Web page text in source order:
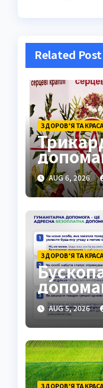
Related Post
ЗДОРОВ’Я ТА КРАСА
AUG 6, 2026
ЗДОРОВ’Я ТА КРАСА
AUG 5, 2026
ЗДОРОВ’Я ТА КРАСА